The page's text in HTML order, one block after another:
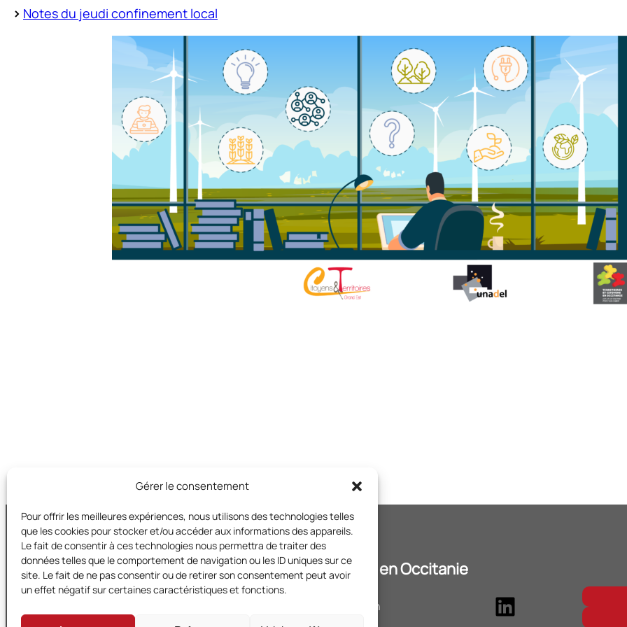
Gérer le consentement
Pour offrir les meilleures expériences, nous utilisons des technologies telles
que les cookies pour stocker et/ou accéder aux informations des appareils.
Le fait de consentir à ces technologies nous permettra de traiter des
données telles que le comportement de navigation ou les ID uniques sur ce
site. Le fait de ne pas consentir ou de retirer son consentement peut avoir
un effet négatif sur certaines caractéristiques et fonctions.
> Notes du jeudi confinement local
Territoires et Citoyens en Occitanie
s/c de la FD MJC 31
153 Chemin de la Salade Ponsan
31 400 TOULOUSE
LinkedIn